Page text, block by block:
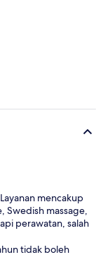
mencakup
Swedish massage,
perawatan, salah
tidak boleh